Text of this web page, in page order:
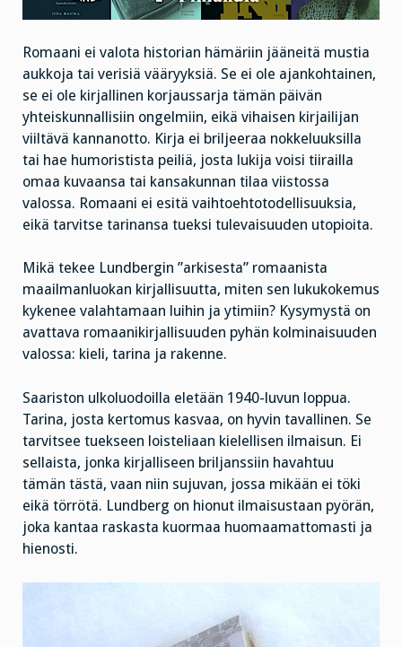
Romaani ei valota historian hämäriin jääneitä mustia
aukkoja tai verisiä vääryyksiä. Se ei ole ajankohtainen,
se ei ole kirjallinen korjaussarja tämän päivän
yhteiskunnallisiin ongelmiin, eikä vihaisen kirjailijan
viiltävä kannanotto. Kirja ei briljeeraa nokkeluuksilla
tai hae humoristista peiliä, josta lukija voisi tiirailla
omaa kuvaansa tai kansakunnan tilaa viistossa
valossa. Romaani ei esitä vaihtoehtotodellisuuksia,
eikä tarvitse tarinansa tueksi tulevaisuuden utopioita.
Mikä tekee Lundbergin ”arkisesta” romaanista
maailmanluokan kirjallisuutta, miten sen lukukokemus
kykenee valahtamaan luihin ja ytimiin? Kysymystä on
avattava romaanikirjallisuuden pyhän kolminaisuuden
valossa: kieli, tarina ja rakenne.
Saariston ulkoluodoilla eletään 1940-luvun loppua.
Tarina, josta kertomus kasvaa, on hyvin tavallinen. Se
tarvitsee tuekseen loisteliaan kielellisen ilmaisun. Ei
sellaista, jonka kirjalliseen briljanssiin havahtuu
tämän tästä, vaan niin sujuvan, jossa mikään ei töki
eikä törrötä. Lundberg on hionut ilmaisustaan pyörän,
joka kantaa raskasta kuormaa huomaamattomasti ja
hienosti.